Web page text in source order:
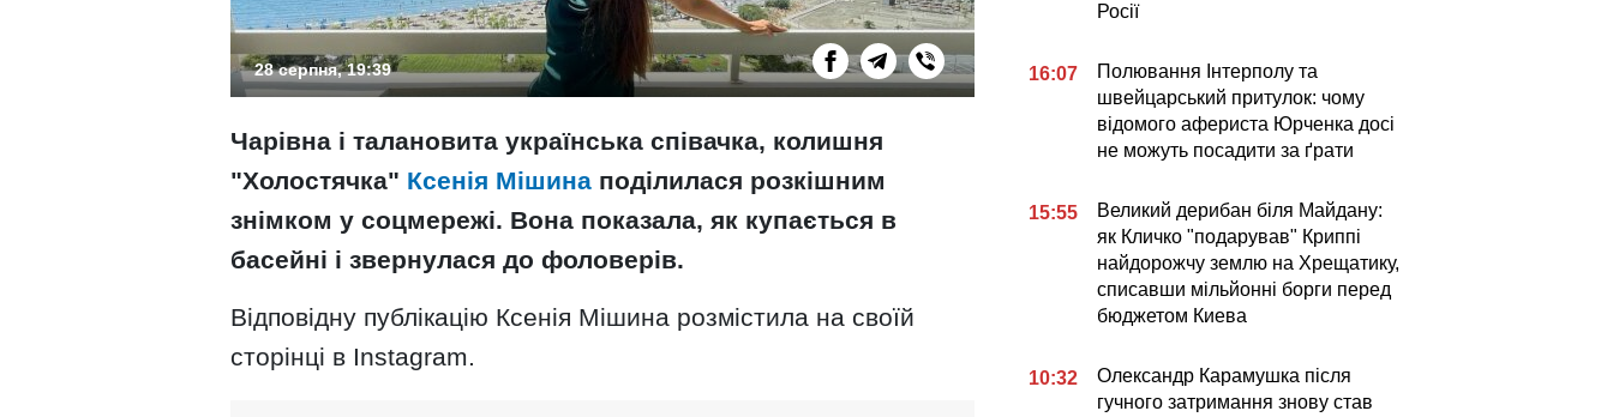
28 серпня, 19:39
Чарівна і талановита українська співачка, колишня
"Холостячка" Ксенія Мішина поділилася розкішним
знімком у соцмережі. Вона показала, як купається в
басейні і звернулася до фоловерів.
Відповідну публікацію Ксенія Мішина розмістила на своїй
сторінці в Instagram.
Росії
16:07
Полювання Інтерполу та
швейцарський притулок: чому
відомого афериста Юрченка досі
не можуть посадити за ґрати
15:55
Великий дерибан біля Майдану:
як Кличко "подарував" Криппі
найдорожчу землю на Хрещатику,
списавши мільйонні борги перед
бюджетом Киева
10:32
Олександр Карамушка після
гучного затримання знову став